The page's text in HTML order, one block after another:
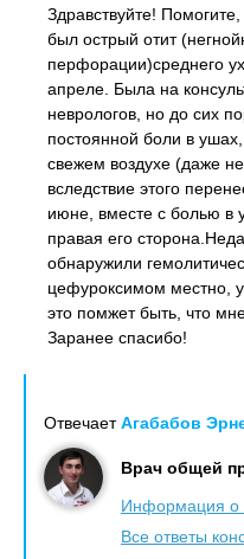
Здравствуйте!
был острый отит
перфорации)среднего
апреле. Была на
неврологов, но до сих
постоянной боли в
свежем воздухе (даже
вследствие этого
июне, вместе с болью в
правая его
обнаружили
цефуроксимом местно,
это помжет быть, что
Заранее спасибо!
ОтвечаетАгабабов
Врач общей
Информация о
Все ответы